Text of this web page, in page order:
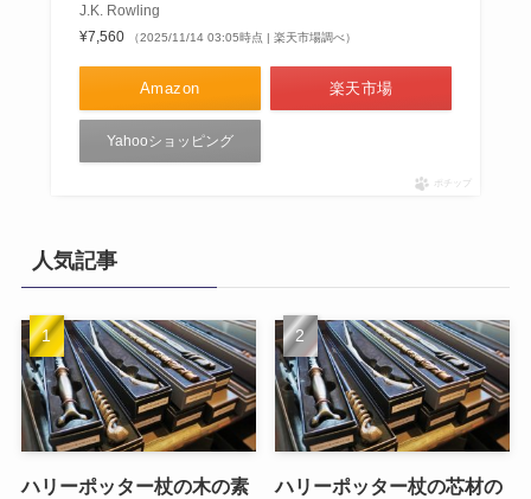
J.K. Rowling
¥7,560
（2025/11/14 03:05時点 | 楽天市場調べ）
Amazon 楽天市場
Yahooショッピング
ポチップ
人気記事
ハリーポッター杖の木の素
ハリーポッター杖の芯材の